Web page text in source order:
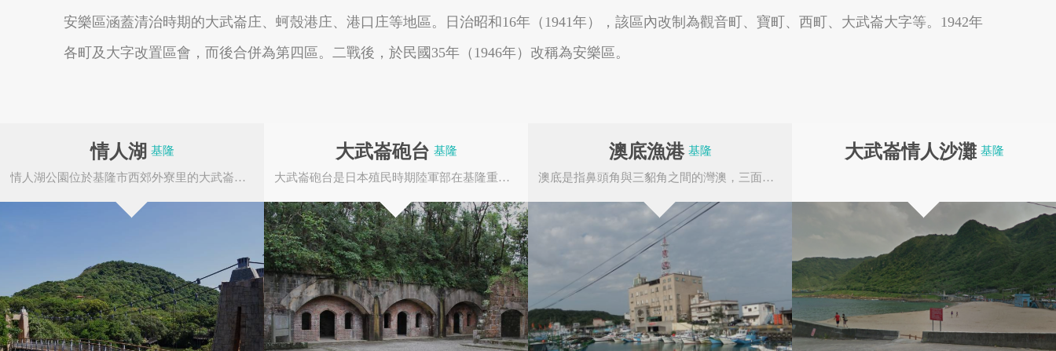
嘉義太保市 嘉義縣東石鄉 嘉義縣布袋鎮 高雄市大樹區 高雄市鳳山區 屏東縣恆春鎮
安樂區涵蓋清治時期的大武崙庄、蚵殼港庄、港口庄等地區。日治昭和16年（1941年），該區內改制為觀音町、寶町、西町、大武崙大字等。1942年
各町及大字改置區會，而後合併為第四區。二戰後，於民國35年（1946年）改稱為安樂區。
情人湖 基隆
情人湖公園位於基隆市西郊外寮里的大武崙山山腰上，由六條小溪匯集流入而成，為基隆僅有的高...
大武崙砲台 基隆
大武崙砲台是日本殖民時期陸軍部在基隆重要的軍事要塞之一，日本領台之後，基於海疆築城的戰...
澳底漁港 基隆
澳底是指鼻頭角與三貂角之間的灣澳，三面環山，位於新北市貢寮區仁和里和真理兩村的範圍，距...
大武崙情人沙灘 基隆